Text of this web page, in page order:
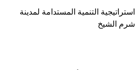
استراتيجية التنمية المستدامة لمدينة
شرم الشيخ